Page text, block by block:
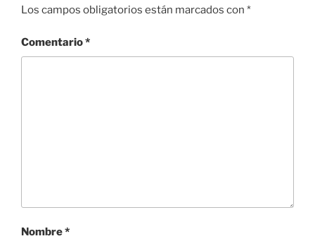
Los campos obligatorios están marcados con *
Comentario*
Nombre*